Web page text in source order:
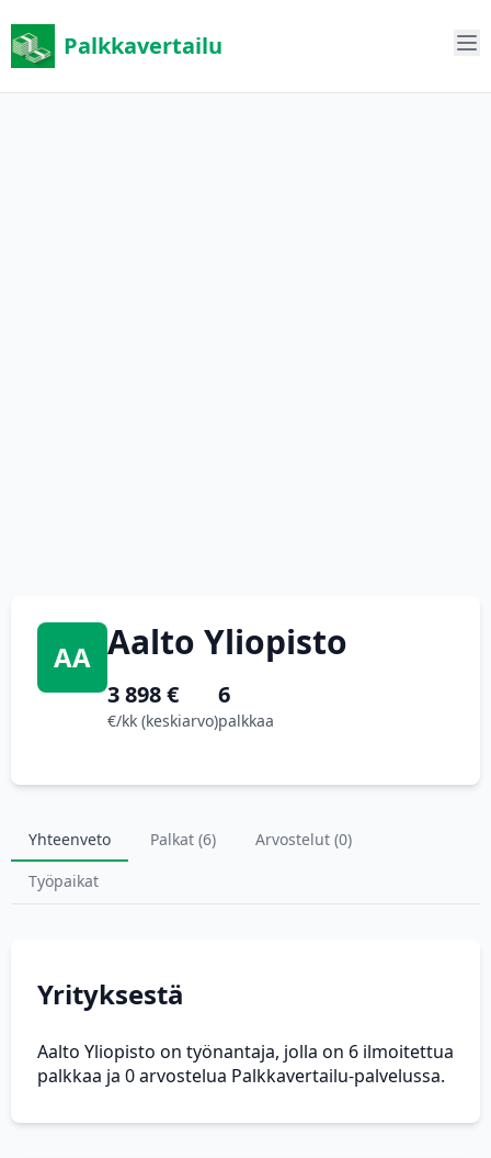
Palkkavertailu
AA Aalto Yliopisto
3 898 €
€/kk (keskiarvo)
6
palkkaa
Yhteenveto Palkat (6)
Arvostelut (0)
Työpaikat
Yrityksestä
Aalto Yliopisto on työnantaja, jolla on 6 ilmoitettua
palkkaa ja 0 arvostelua Palkkavertailu-palvelussa.